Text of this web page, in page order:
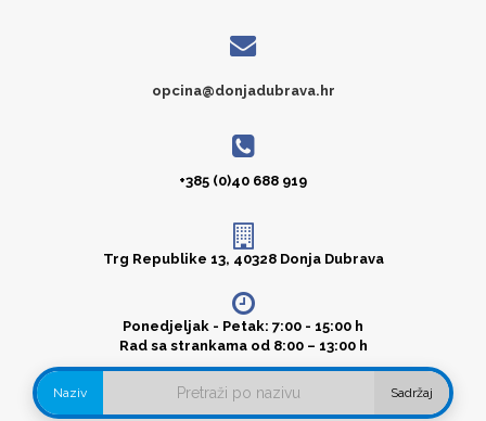
opcina@donjadubrava.hr
+385 (0)40 688 919
Trg Republike 13, 40328 Donja Dubrava
Ponedjeljak - Petak: 7:00 - 15:00 h
Rad sa strankama od 8:00 – 13:00 h
Naziv Sadržaj